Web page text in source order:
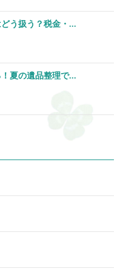
う扱う？税金・...
夏の遺品整理で...